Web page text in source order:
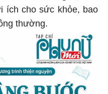
ích cho sức khỏe, bao
thường.